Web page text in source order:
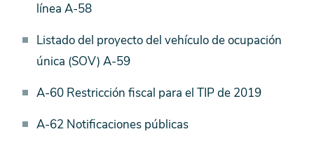
línea A-58
Listado del proyecto del vehículo de ocupación
única (SOV) A-59
A-60 Restricción fiscal para el TIP de 2019
A-62 Notificaciones públicas